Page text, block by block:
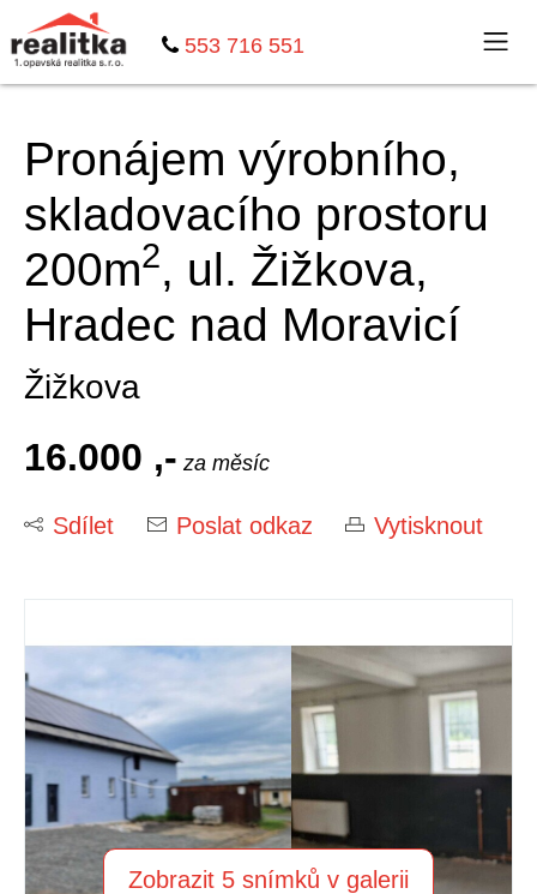
553 716 551
Pronájem výrobního,
skladovacího prostoru
200m2, ul. Žižkova,
Hradec nad Moravicí
Žižkova
16.000 ,- za měsíc
Sdílet Poslat odkaz Vytisknout
Zobrazit 5 snímků v galerii